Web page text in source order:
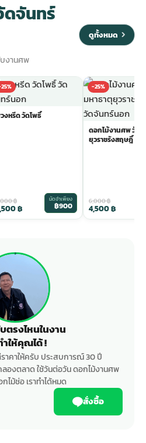
จันทร์
งานศพ
ดูทั้งหมด
งหรีด วัดโพธิ์
฿
฿
มัดจำเพียง
฿900
-25%
ดอกไม้งานศพ วัดม
ยุวราชรังสฤษฎิ์
6,000฿
4,500฿
ตรงไหนในงาน
ำให้คุณได้ !
าคาให้ครับ ประสบการณ์ 30 ปี
องตลาด ใช้วันต่อวัน ดอกไม้งานศพ
ไม้ช่อ เราทำได้หมด
สั่งซื้อ